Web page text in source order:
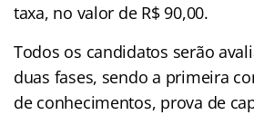
taxa, no valor de R$ 90,00.
Todos os candidatos serão
duas fases, sendo a primeira
de conhecimentos, prova de